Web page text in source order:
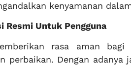
kenyamanan
Resmi Untuk Pengguna
rasa aman
perbaikan. Dengan